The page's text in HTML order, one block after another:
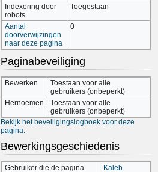
Indexering door
robots
Toegestaan
Aantal
doorverwijzingen
naar deze pagina
0
Paginabeveiliging
Bewerken
Toestaan voor alle
gebruikers (onbeperkt)
Hernoemen
Toestaan voor alle
gebruikers (onbeperkt)
Bekijk het beveiligingslogboek voor deze
pagina.
Bewerkingsgeschiedenis
Gebruiker die de pagina
Kaleb